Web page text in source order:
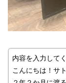
内容を入力して
こんにちは！サ